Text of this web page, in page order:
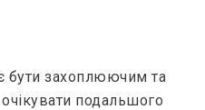
бути захоплюючим та
подальшого